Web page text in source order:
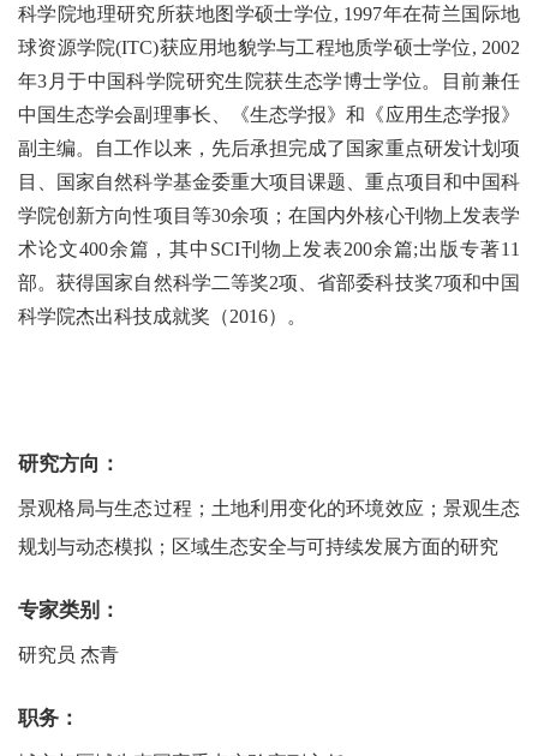
科学院地理研究所获地图学硕士学位, 1997年在荷兰国际地
球资源学院(ITC)获应用地貌学与工程地质学硕士学位, 2002
年3 月于中国科学院研究生院获生态学博士学位。目前兼任
中国生态学会副理事长、《生态学报》和《应用生态学报》
副主编。自工作以来，先后承担完成了国家重点研发计划项
目、国家自然科学基金委重大项目课题、重点项目和中国科
学院创新方向性项目等30余项；在国内外核心刊物上发表学
术论文400余篇，其中 SCI刊物上发表200余篇;出版专著11
部。获得国家自然科学二等奖2项、省部委科技奖7项和中国
科学院杰出科技成就奖（2016）。
研究方向：
景观格局与生态过程；土地利用变化的环境效应；景观生态
规划与动态模拟；区域生态安全与可持续发展方面的研究
专家类别：
研究员 杰青
职务：